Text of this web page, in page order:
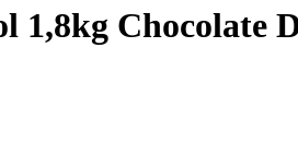
1,8kg Chocolate